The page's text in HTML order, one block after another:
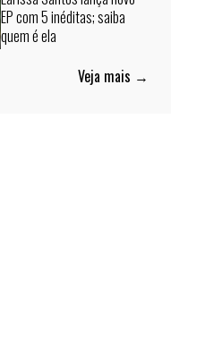
EP com 5 inéditas; saiba
quem é ela
Veja mais →